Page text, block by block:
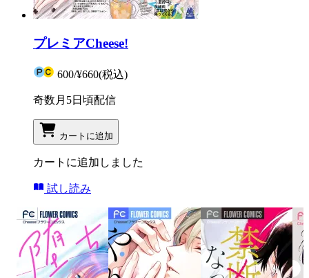
プレミアCheese!
600/¥660(税込)
奇数月5日頃配信
カートに追加
カートに追加しました
試し読み